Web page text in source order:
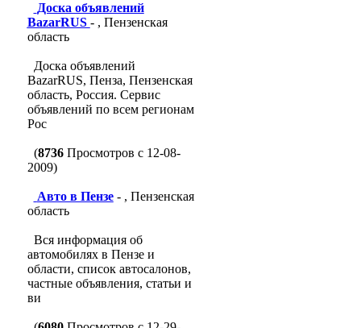
Доска объявлений
BazarRUS - , Пензенская
область
Доска объявлений
BazarRUS, Пенза, Пензенская
область, Россия. Сервис
объявлений по всем регионам
Рос
(8736Просмотров с 12-08-
2009)
Авто в Пензе- , Пензенская
область
Вся информация об
автомобилях в Пензе и
области, список автосалонов,
частные объявления, статьи и
ви